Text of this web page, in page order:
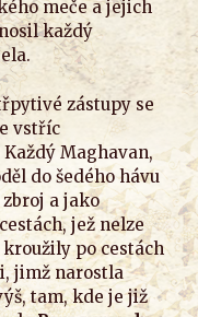
meče a jejich
každý
zástupy se
vstříc
Maghavan,
do šedého hávu
a jako
jež nelze
po cestách
jimž narostla
tam, kde je již